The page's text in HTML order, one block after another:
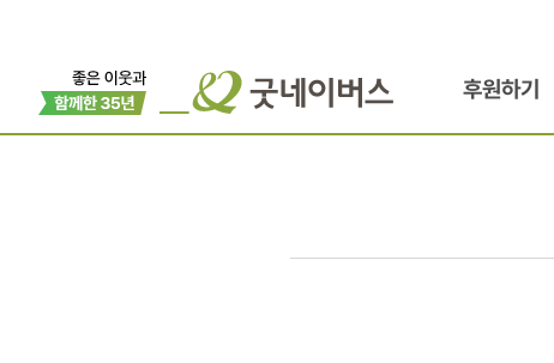
후원하기